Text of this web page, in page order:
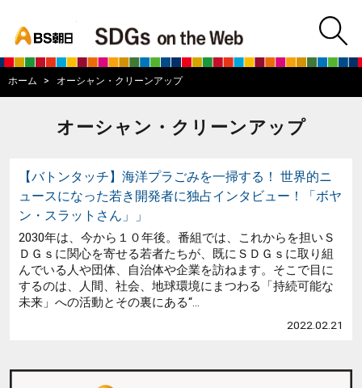
BS朝日SDGs
ホーム オーシャン・クリーンアップ
オーシャン・クリーンアップ
【バトンタッチ】海洋プラごみを一掃する！ 世界的ニ
ュースになった若き開発者に独占インタビュー！「ボヤ
ン・スラットさん」」
2030年は、今から１０年後。番組では、これからを担いＳ
ＤＧｓに関心を寄せる若者たちが、既にＳＤＧｓに取り組
んでいる人や団体、自治体や企業を訪ねます。そこで目に
するのは、人間、社会、地球環境にまつわる「持続可能な
未来」への活動とその裏にある“...
2022.02.21